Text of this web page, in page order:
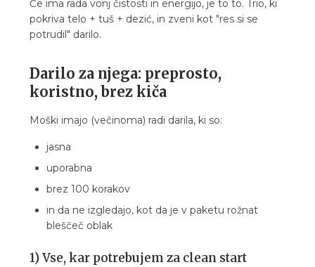
Če ima rada vonj čistosti in energijo, je to to. Trio, ki
pokriva telo + tuš + dezić, in zveni kot "res si se
potrudil" darilo.
Darilo za njega: preprosto,
koristno, brez kiča
Moški imajo (večinoma) radi darila, ki so:
jasna
uporabna
brez 100 korakov
in da ne izgledajo, kot da je v paketu rožnat
bleščeč oblak
1) Vse, kar potrebujem za clean start